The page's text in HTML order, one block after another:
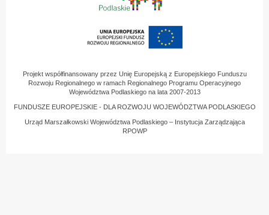
Projekt współfinansowany przez Unię Europejską z Europejskiego Funduszu
Rozwoju Regionalnego w ramach Regionalnego Programu Operacyjnego
Województwa Podlaskiego na lata 2007-2013
FUNDUSZE EUROPEJSKIE - DLA ROZWOJU WOJEWÓDZTWA PODLASKIEGO
Urząd Marszałkowski Województwa Podlaskiego – Instytucja Zarządzająca
RPOWP